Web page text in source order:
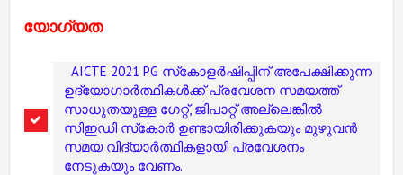
യോഗ്യത
AICTE 2021 PG സ്‌കോളർഷിപ്പിന് അപേക്ഷിക്കുന്ന
ഉദ്യോഗാർത്ഥികൾക്ക് പ്രവേശന സമയത്ത്
സാധുതയുള്ള ഗേറ്റ്, ജിപാറ്റ് അല്ലെങ്കിൽ
സിഇഡി സ്‌കോർ ഉണ്ടായിരിക്കുകയും മുഴുവൻ
സമയ വിദ്യാർത്ഥികളായി പ്രവേശനം
നേടുകയും വേണം.